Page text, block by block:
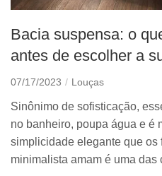
Bacia suspensa: o
antes de escolher a
07/17/2023 Louças
Sinônimo de sofisticação,
no banheiro, poupa água e é
simplicidade elegante que os
minimalista amam é uma das